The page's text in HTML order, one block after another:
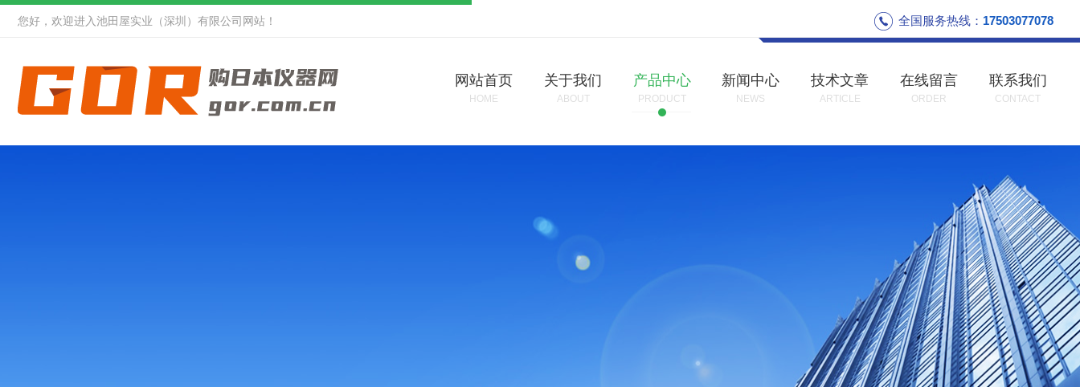
您好，欢迎进入池田屋实业（深圳）有限公司网站！ 全国服务热线： 17503077078
网站首页
HOME
关于我们
ABOUT
产品中心
PRODUCT
新闻中心
NEWS
技术文章
ARTICLE
在线留言
ORDER
联系我们
CONTACT